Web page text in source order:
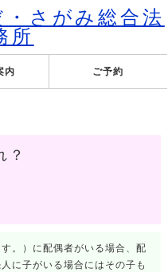
内 ご予約
？
。）に配偶者がいる場合、配
に子がいる場合にはその子も